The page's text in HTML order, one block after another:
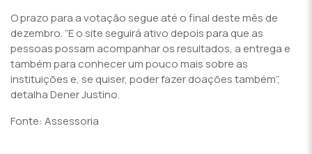
O prazo para a votação segue até o final deste mês de
dezembro. “E o site seguirá ativo depois para que as
pessoas possam acompanhar os resultados, a entrega e
também para conhecer um pouco mais sobre as
instituições e, se quiser, poder fazer doações também”,
detalha Dener Justino.
Fonte: Assessoria